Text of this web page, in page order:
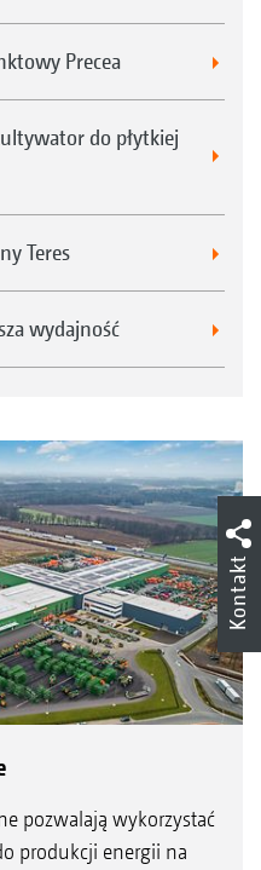
Precea
do płytkiej
Teres
wydajność
pozwalają wykorzystać
produkcji energii na
Kontakt